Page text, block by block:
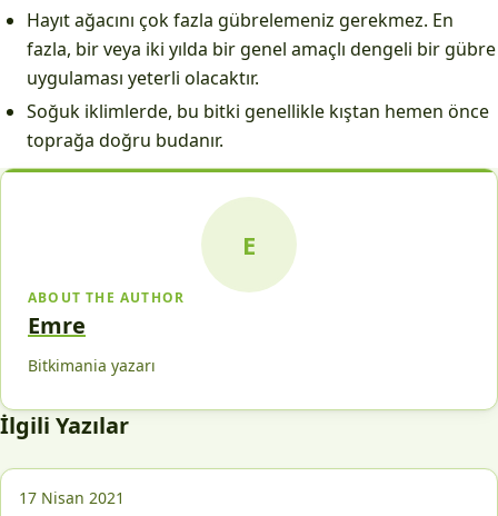
Hayıt ağacını çok fazla gübrelemeniz gerekmez. En
fazla, bir veya iki yılda bir genel amaçlı dengeli bir gübre
uygulaması yeterli olacaktır.
Soğuk iklimlerde, bu bitki genellikle kıştan hemen önce
toprağa doğru budanır.
E
ABOUT THE AUTHOR
Emre
Bitkimania yazarı
İlgili Yazılar
17 Nisan 2021